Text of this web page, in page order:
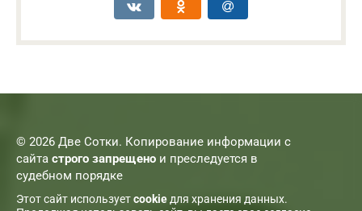
© 2026 Две Сотки. Копирование информации с
сайта строго запрещено и преследуется в
судебном порядке
Этот сайт используетcookieдля хранения данных.